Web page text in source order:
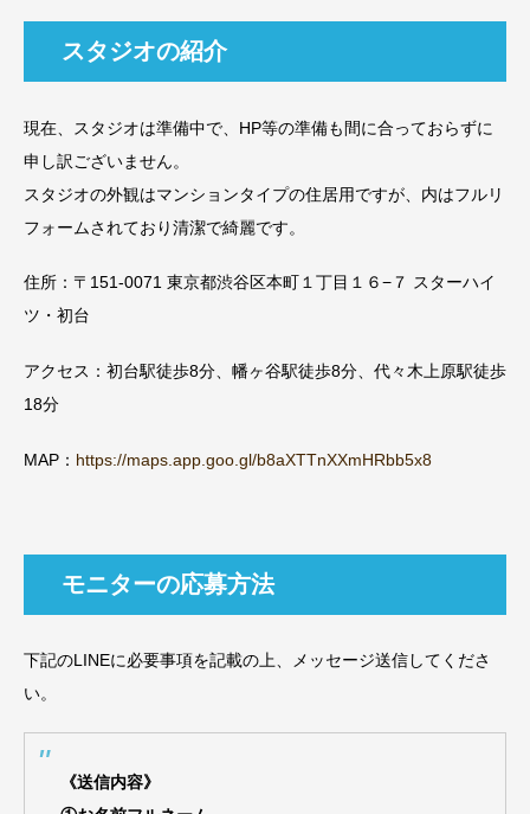
スタジオの紹介
現在、スタジオは準備中で、HP等の準備も間に合っておらずに
申し訳ございません。
スタジオの外観はマンションタイプの住居用ですが、内はフルリ
フォームされており清潔で綺麗です。
住所：〒151-0071 東京都渋谷区本町１丁目１６−７ スターハイ
ツ・初台
アクセス：初台駅徒歩8分、幡ヶ谷駅徒歩8分、代々木上原駅徒歩
18分
MAP： https://maps.app.goo.gl/b8aXTTnXXmHRbb5x8
モニターの応募方法
下記のLINEに必要事項を記載の上、メッセージ送信してくださ
い。
《送信内容》